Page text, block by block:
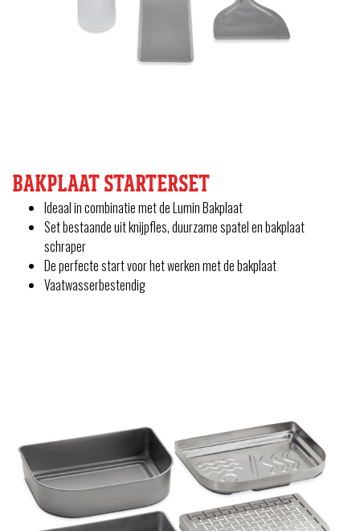
BAKPLAAT STARTERSET
Ideaal in combinatie met de Lumin Bakplaat
Set bestaande uit knijpfles, duurzame spatel en bakplaat
schraper
De perfecte start voor het werken met de bakplaat
Vaatwasserbestendig